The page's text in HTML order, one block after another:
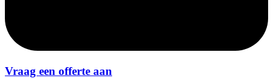
Vraag een offerte aan